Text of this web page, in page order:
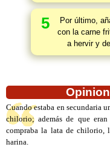
5
Por último,
con la carne
a hervir y
Cuando estaba en secundaria
chilorio; además de que
compraba la lata de
harina.